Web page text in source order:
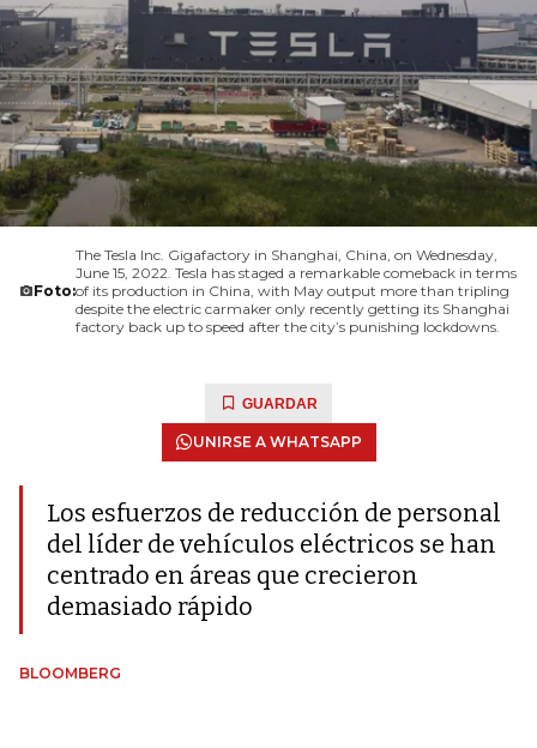
Foto:
The Tesla Inc. Gigafactory in Shanghai, China, on Wednesday,
June 15, 2022. Tesla has staged a remarkable comeback in terms
of its production in China, with May output more than tripling
despite the electric carmaker only recently getting its Shanghai
factory back up to speed after the city’s punishing lockdowns.
GUARDAR
UNIRSE A WHATSAPP
Los esfuerzos de reducción de personal
del líder de vehículos eléctricos se han
centrado en áreas que crecieron
demasiado rápido
BLOOMBERG